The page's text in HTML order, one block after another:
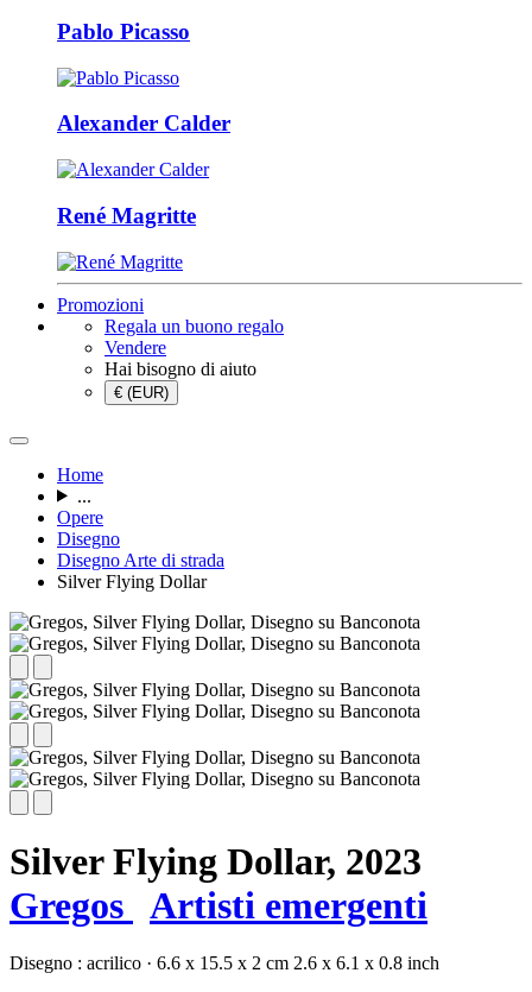
Pablo Picasso
Alexander Calder
René Magritte
Promozioni
Regala un buono regalo
Vendere
Hai bisogno di aiuto
€ (EUR)
Home
...
Opere
Disegno
Disegno Arte di strada
Silver Flying Dollar
Silver Flying Dollar, 2023
Gregos
Artisti emergenti
Disegno : acrilico · 6.6 x 15.5 x 2 cm 2.6 x 6.1 x 0.8 inch